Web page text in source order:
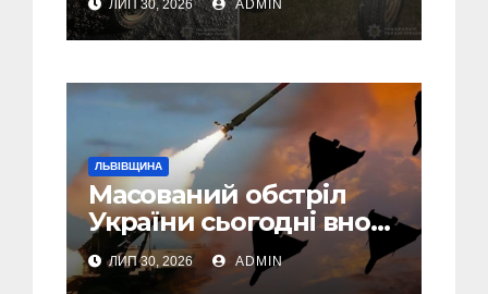
скутера, а
неповнолітній
ЛИП 30, 2026 ADMIN
ЛЬВІВЩИНА
Масований обстріл
України сьогодні вночі:
У Львові пошкоджені
дві багатоповерхівки
ЛИП 30, 2026 ADMIN